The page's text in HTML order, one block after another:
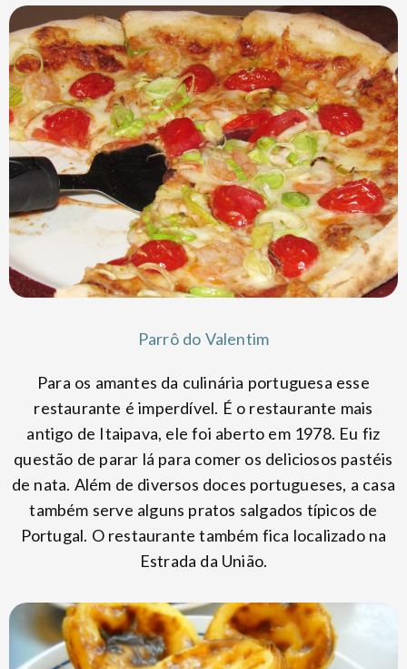
Parrô do Valentim
Para os amantes da culinária portuguesa esse
restaurante é imperdível. É o restaurante mais
antigo de Itaipava, ele foi aberto em 1978. Eu fiz
questão de parar lá para comer os deliciosos pastéis
de nata. Além de diversos doces portugueses, a casa
também serve alguns pratos salgados típicos de
Portugal. O restaurante também fica localizado na
Estrada da União.